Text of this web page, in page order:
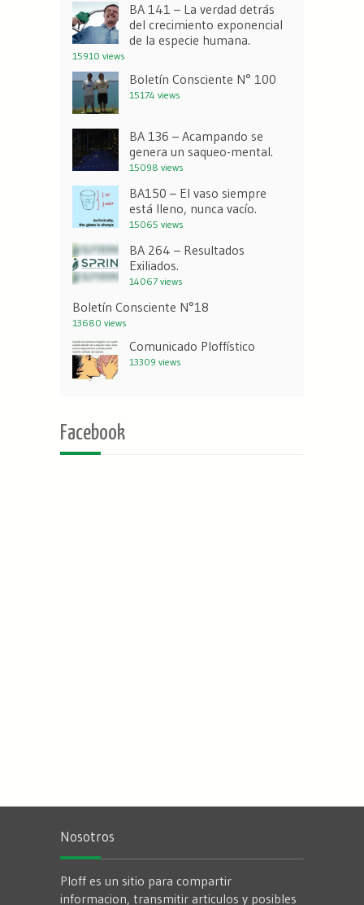
BA 141 – La verdad detrás
del crecimiento exponencial
de la especie humana.
15910 views
Boletín Consciente N° 100
15174 views
BA 136 – Acampando se
genera un saqueo-mental.
15098 views
BA150 – El vaso siempre
está lleno, nunca vacío.
15065 views
BA 264 – Resultados
Exiliados.
14067 views
Boletín Consciente N°18
13680 views
Comunicado Ploffístico
13309 views
Facebook
Nosotros
Ploff es un sitio para compartir
informacion, transmitir articulos y posibles